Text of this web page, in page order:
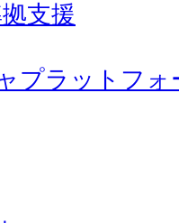
支援
プラットフォ